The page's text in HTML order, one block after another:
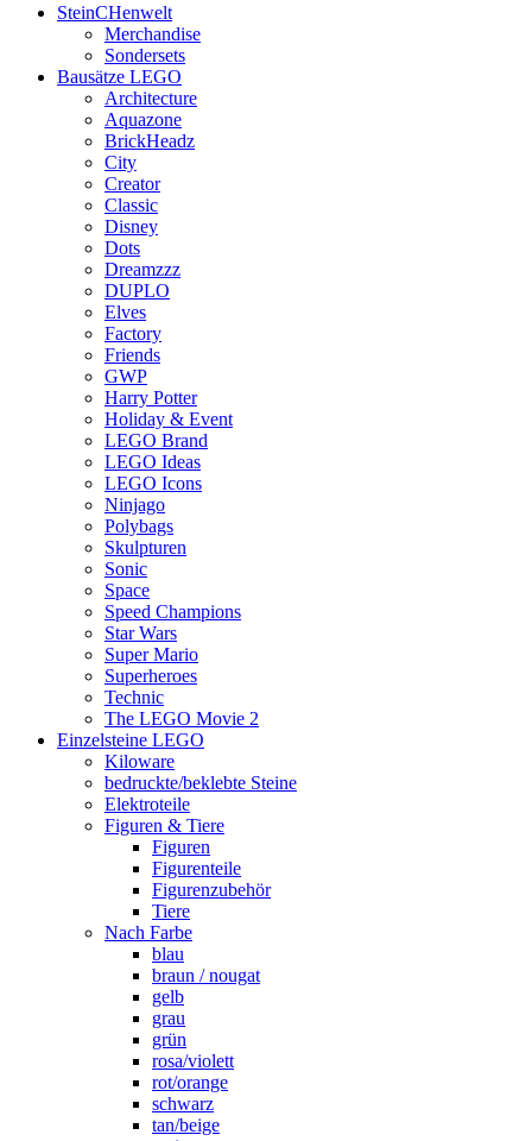
SteinCHenwelt
Merchandise
Sondersets
Bausätze LEGO
Architecture
Aquazone
BrickHeadz
City
Creator
Classic
Disney
Dots
Dreamzzz
DUPLO
Elves
Factory
Friends
GWP
Harry Potter
Holiday & Event
LEGO Brand
LEGO Ideas
LEGO Icons
Ninjago
Polybags
Skulpturen
Sonic
Space
Speed Champions
Star Wars
Super Mario
Superheroes
Technic
The LEGO Movie 2
Einzelsteine LEGO
Kiloware
bedruckte/beklebte Steine
Elektroteile
Figuren & Tiere
Figuren
Figurenteile
Figurenzubehör
Tiere
Nach Farbe
blau
braun / nougat
gelb
grau
grün
rosa/violett
rot/orange
schwarz
tan/beige